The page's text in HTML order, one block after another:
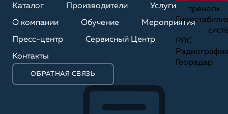
Каталог Производители Услуги
О компании Обучение Мероприятия
Пресс-центр Сервисный Центр
Контакты
ОБРАТНАЯ СВЯЗЬ
треноги
РЛС
Георадар